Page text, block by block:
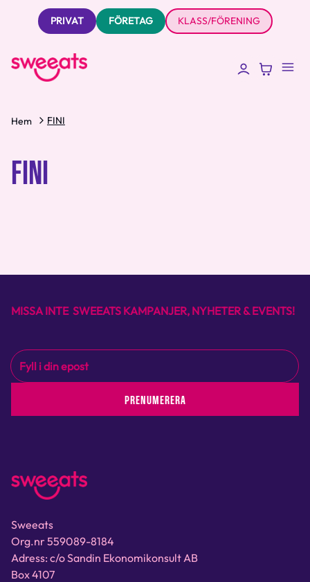
PRIVAT FÖRETAG KLASS/FÖRENING
Hem FINI
FINI
MISSA INTE SWEEATS KAMPANJER, NYHETER & EVENTS!
PRENUMERERA
Sweeats
Org.nr 559089-8184
Adress: c/o Sandin Ekonomikonsult AB
Box 4107